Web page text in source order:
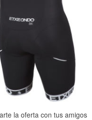
la oferta con tus amigos